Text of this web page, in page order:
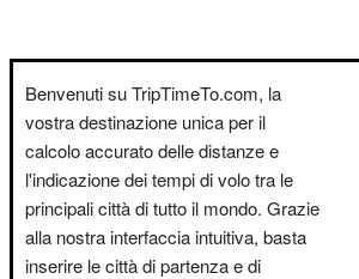
Benvenuti su TripTimeTo.com, la
vostra destinazione unica per il
calcolo accurato delle distanze e
l'indicazione dei tempi di volo tra le
principali città di tutto il mondo. Grazie
alla nostra interfaccia intuitiva, basta
inserire le città di partenza e di